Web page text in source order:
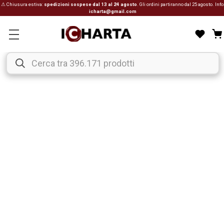
⚠ Chiusura estiva: spedizioni sospese dal 13 al 24 agosto . Gli ordini partiranno dal 25 agosto. Info:
icharta@gmail.com